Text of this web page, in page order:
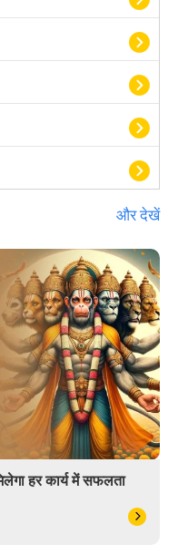
और देखें
हर कार्य में सफलता